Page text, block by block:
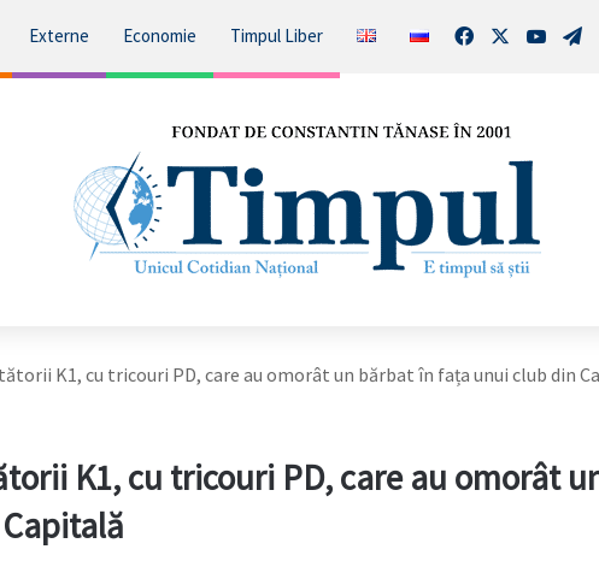
Externe Economie Timpul Liber Facebook
K1, cu tricouri PD, care au omorât un bărbat în fața unui club din
K1, cu tricouri PD, care au omorât